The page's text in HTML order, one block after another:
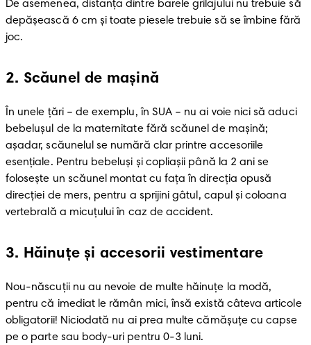
De asemenea, distanţa dintre barele grilajului nu trebuie să
depăşească 6 cm şi toate piesele trebuie să se îmbine fără
joc.
2. Scăunel de maşină
În unele ţări – de exemplu, în SUA – nu ai voie nici să aduci
bebeluşul de la maternitate fără scăunel de maşină;
aşadar, scăunelul se numără clar printre accesoriile
esenţiale. Pentru bebeluşi şi copliaşii până la 2 ani se
foloseşte un scăunel montat cu faţa în direcţia opusă
direcţiei de mers, pentru a sprijini gâtul, capul şi coloana
vertebrală a micuţului în caz de accident.
3. Hăinuţe şi accesorii vestimentare
Nou-născuţii nu au nevoie de multe hăinuţe la modă,
pentru că imediat le rămân mici, însă există câteva articole
obligatorii! Niciodată nu ai prea multe cămăşuţe cu capse
pe o parte sau body-uri pentru 0-3 luni.